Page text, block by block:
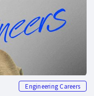
Engineering Careers